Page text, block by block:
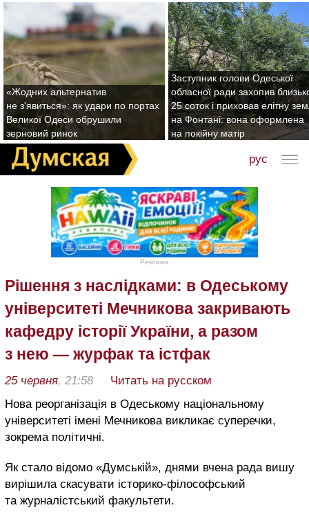
«Жодних альтернатив
не з'явиться»: як удари по портах
Великої Одеси обрушили
зерновий ринок
Заступник голови Одеської
обласної ради захопив
25 соток і приховав елітну
на Фонтані: вона оформлена
на покійну матір
рус
Реклама
Рішення з наслідками: в Одеському
університеті Мечникова закривають
кафедру історії України, а разом
з нею — журфак та істфак
25 червня, 21:58
Читать на русском
Нова реорганізація в Одеському національному
університеті імені Мечникова викликає суперечки,
зокрема політичні.
Як стало відомо «Думській», днями вчена рада вишу
вирішила скасувати історико-філософський
та журналістський факультети.